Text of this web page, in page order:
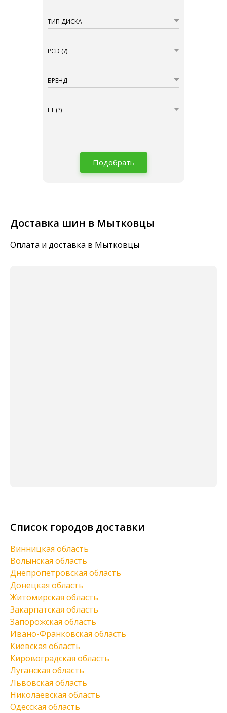
ТИП ДИСКА
PCD (?)
БРЕНД
ET (?)
Подобрать
Доставка шин в Мытковцы
Оплата и доставка в Мытковцы
Список городов доставки
Винницкая область
Волынская область
Днепропетровская область
Донецкая область
Житомирская область
Закарпатская область
Запорожская область
Ивано-Франковская область
Киевская область
Кировоградская область
Луганская область
Львовская область
Николаевская область
Одесская область